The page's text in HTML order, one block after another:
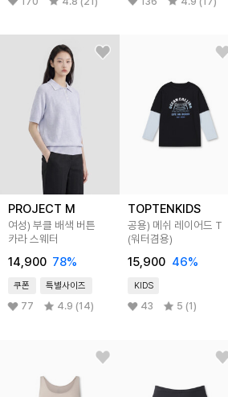
PROJECT M
여성) 부클 배색 버튼
카라 스웨터
14,900 78%
쿠폰 특별사이즈
77 4.9 (14)
TOPTENKIDS
공용) 메쉬 레이어드 T
(워터겸용)
15,900 46%
KIDS
43 5 (1)